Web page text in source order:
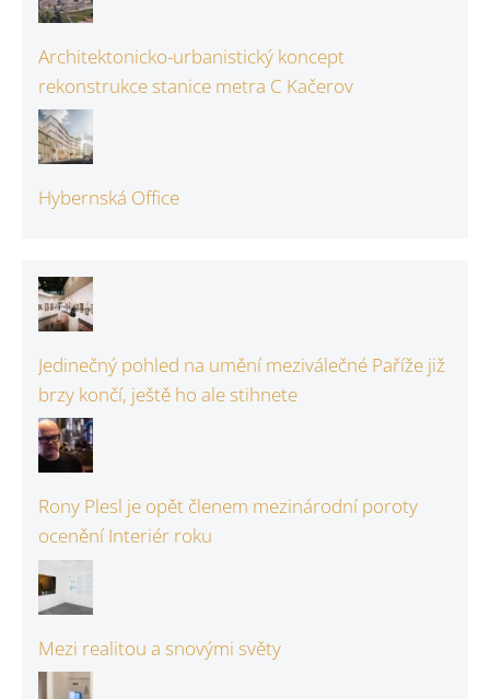
Architektonicko-urbanistický koncept
rekonstrukce stanice metra C Kačerov
Hybernská Office
Jedinečný pohled na umění meziválečné Paříže již
brzy končí, ještě ho ale stihnete
Rony Plesl je opět členem mezinárodní poroty
ocenění Interiér roku
Mezi realitou a snovými světy